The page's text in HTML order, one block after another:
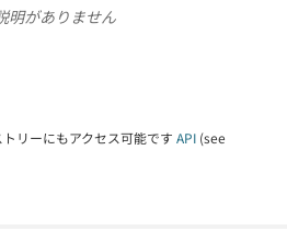
明がありません
リーにもアクセス可能です API (see